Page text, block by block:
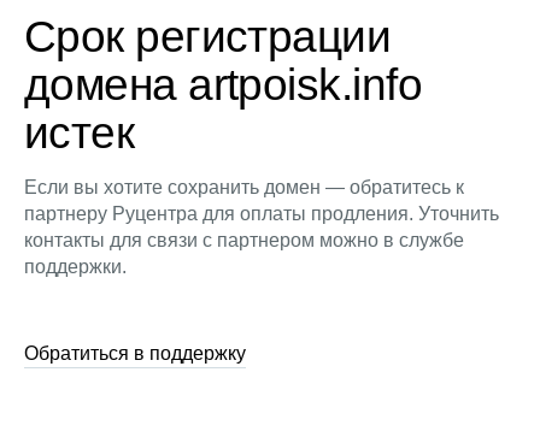
Срок регистрации
домена artpoisk.info
истек
Если вы хотите сохранить домен — обратитесь к
партнеру Руцентра для оплаты продления. Уточнить
контакты для связи с партнером можно в службе
поддержки.
Обратиться в поддержку